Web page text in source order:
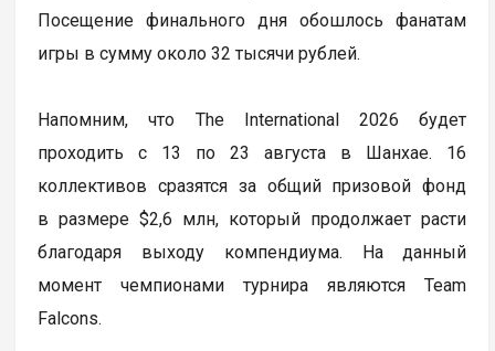
Посещение финального дня обошлось фанатам
игры в сумму около 32 тысячи рублей.
Напомним, что The International 2026 будет
проходить с 13 по 23 августа в Шанхае. 16
коллективов сразятся за общий призовой фонд
в размере $2,6 млн, который продолжает расти
благодаря выходу компендиума. На данный
момент чемпионами турнира являются Team
Falcons.